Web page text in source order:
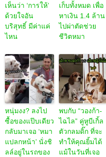
เห็นว่า ‘การให้’
ด้วยใจอัน
บริสุทธิ์ มีค่าแค่
ไหน
เก็บทั้งหมด เพื่อ
หาเงิน 1.4 ล้าน
ไปผ่าตัดช่วย
ชีวิตหมา
หนุ่มงง? ลงไป
ซื้อของแป๊บเดียว
กลับมาเจอ ‘หมา
แปลกหน้า’ นั่งชิ
ลล์อยู่ในรถของ
พบกับ “วองก้า-
ไฉไล” คู่หูบีเกิ้ล
ตัวกลมดิ๊ก ที่จะ
ทำให้คุณยิ้มได้
แม้ในวันที่เจอ